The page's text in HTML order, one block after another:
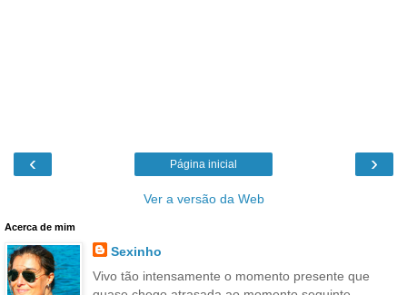
‹ ›
Página inicial
Ver a versão da Web
Acerca de mim
Sexinho
Vivo tão intensamente o momento presente que